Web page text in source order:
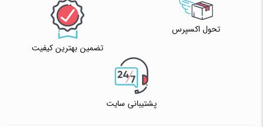
تحول اکسپرس
تضمین بهترین کیفیت
پشتیبانی سایت